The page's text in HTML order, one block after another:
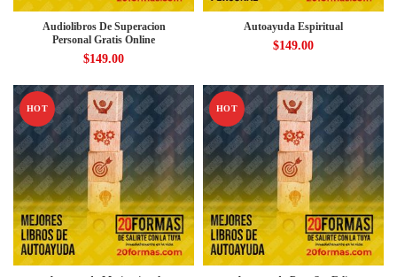
Audiolibros De Superacion
Personal Gratis Online
$149.00
Autoayuda Espiritual
$149.00
HOT HOT